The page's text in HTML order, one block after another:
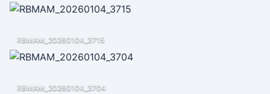
RBMAM_20260104_3715
RBMAM_20260104_3704